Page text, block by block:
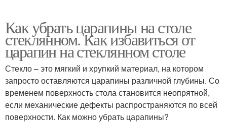
Как убрать царапины на столе
стеклянном. Как избавиться от
царапин на стеклянном столе
Стекло – это мягкий и хрупкий материал, на котором
запросто оставляются царапины различной глубины. Со
временем поверхность стола становится неопрятной,
если механические дефекты распространяются по всей
поверхности. Как можно убрать царапины?